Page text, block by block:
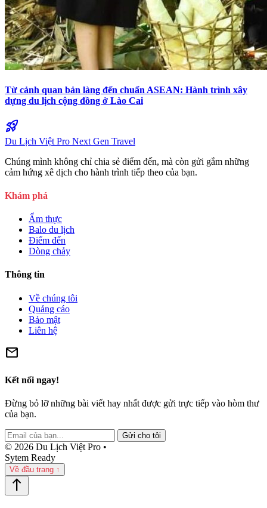
Từ cảnh quan bản làng đến chuẩn ASEAN: Hành trình xây
dựng du lịch cộng đồng ở Lào Cai
rocket_launch
Du Lịch Việt Pro Next Gen Travel
Chúng mình không chỉ chia sẻ điểm đến, mà còn gửi gắm những
cảm hứng xê dịch cho hành trình tiếp theo của bạn.
Khám phá
Ẩm thực
Balo du lịch
Điểm đến
Dòng chảy
Thông tin
Về chúng tôi
Quảng cáo
Bảo mật
Liên hệ
mail
Kết nối ngay!
Đừng bỏ lỡ những bài viết hay nhất được gửi trực tiếp vào hòm thư
của bạn.
Gửi cho tôi
© 2026 Du Lịch Việt Pro •
Sytem Ready
Về đầu trang ↑
north